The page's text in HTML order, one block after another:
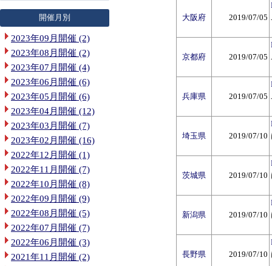
開催月別
2023年09月開催 (2)
2023年08月開催 (2)
2023年07月開催 (4)
2023年06月開催 (6)
2023年05月開催 (6)
2023年04月開催 (12)
2023年03月開催 (7)
2023年02月開催 (16)
2022年12月開催 (1)
2022年11月開催 (7)
2022年10月開催 (8)
2022年09月開催 (9)
2022年08月開催 (5)
2022年07月開催 (7)
2022年06月開催 (3)
2021年11月開催 (2)
大阪府 2019/07/05
京都府 2019/07/05
兵庫県 2019/07/05
埼玉県 2019/07/10
茨城県 2019/07/10
新潟県 2019/07/10
長野県 2019/07/10